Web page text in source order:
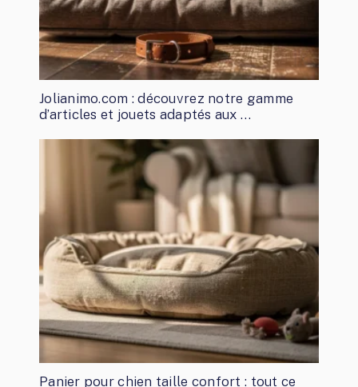
Jolianimo.com : découvrez notre gamme
d’articles et jouets adaptés aux …
Panier pour chien taille confort : tout ce